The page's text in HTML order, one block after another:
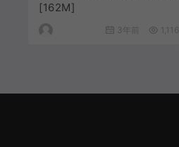
[162M]
3年前 1,116